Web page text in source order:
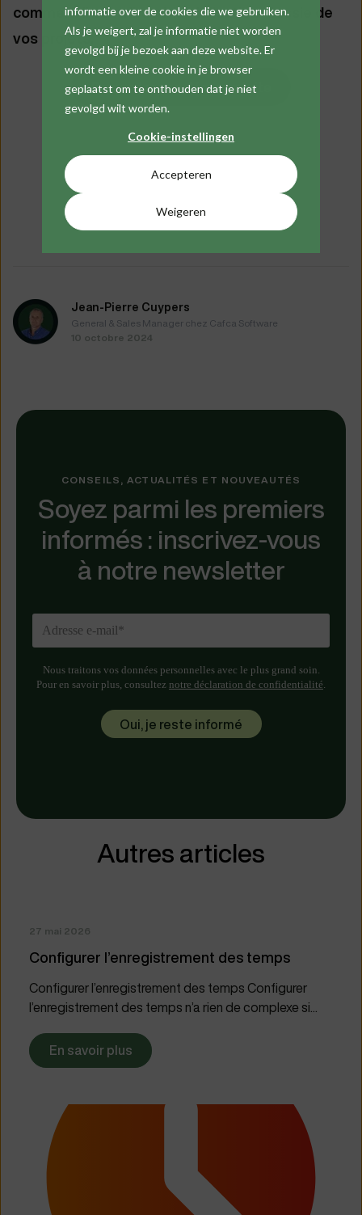
informatie over de cookies die we gebruiken.
Als je weigert, zal je informatie niet worden
gevolgd bij je bezoek aan deze website. Er
wordt een kleine cookie in je browser
geplaatst om te onthouden dat je niet
gevolgd wilt worden.
Cookie-instellingen
Accepteren
Weigeren
comment il contribue à la réalisation réussie de
vos projets.
Demandez une démo gratuite
Jean-Pierre Cuypers
General & Sales Manager chez Cafca Software
10 octobre 2024
CONSEILS, ACTUALITÉS ET NOUVEAUTÉS
Soyez parmi les premiers
informés : inscrivez-vous
à notre newsletter
Nous traitons vos données personnelles avec le plus grand soin.
Pour en savoir plus, consultez notre déclaration de confidentialité
Autres articles
27 mai 2026
Configurer l’enregistrement des temps
Configurer l’enregistrement des temps Configurer
l’enregistrement des temps n’a rien de complexe si...
En savoir plus